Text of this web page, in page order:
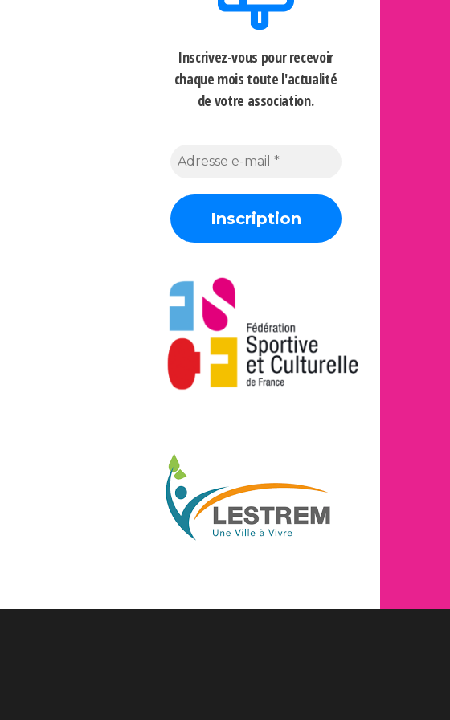
Inscrivez-vous pour recevoir
chaque mois toute l'actualité
de votre association.